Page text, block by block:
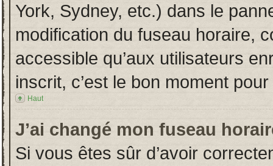
York, Sydney, etc.) dans le
modification du fuseau horaire,
accessible qu’aux utilisateurs
inscrit, c’est le bon moment
Haut
J’ai changé mon fuseau
Si vous êtes sûr d’avoir